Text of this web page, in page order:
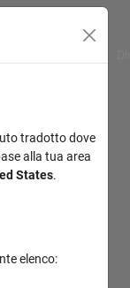
tradotto dove
alla tua area
States.
elenco: